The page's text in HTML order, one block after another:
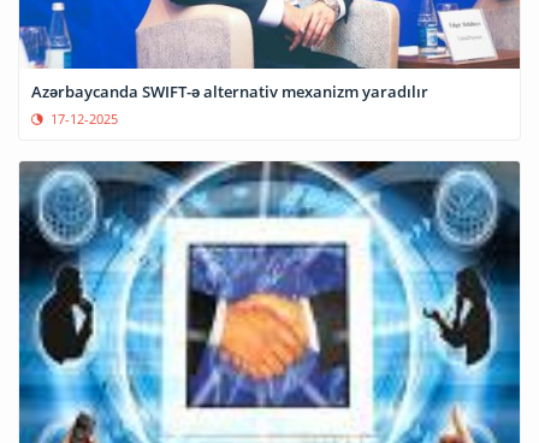
Azərbaycanda SWIFT-ə alternativ mexanizm yaradılır
17-12-2025